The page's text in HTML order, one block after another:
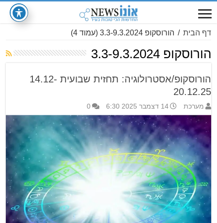
דף הבית / הורוסקופ 3.3-9.3.2024 (עמוד 4)
הורוסקופ 3.3-9.3.2024
הורוסקופ/אסטרולוגיה: תחזית שבועית 14.12-
20.12.25
מערכת 14 דצמבר 2025 6:30 0